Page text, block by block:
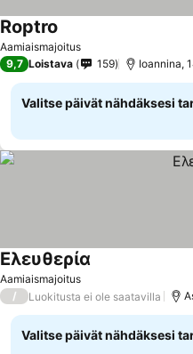
Aamiaismajoitus
Roptro
9,7 Loistava 159 Ioannina,
Valitse päivät nähdäksesi
Aamiaismajoitus
Ελευθερία
/ Luokitusta ei ole saatavilla
Valitse päivät nähdäksesi